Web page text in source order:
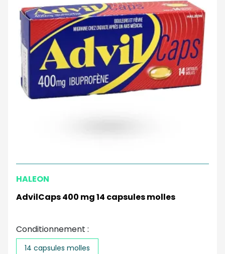
HALEON
AdvilCaps 400 mg 14 capsules molles
Conditionnement :
14 capsules molles